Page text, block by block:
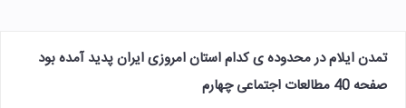
تمدن ایلام در محدوده ی کدام استان امروزی ایران پدید آمده بود
صفحه 40 مطالعات اجتماعی چهارم